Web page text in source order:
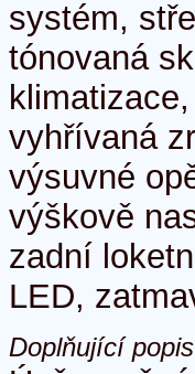
systém,
tónovaná
vyhřívaná
výsuvné
výškově
zadní
LED,
Doplňující